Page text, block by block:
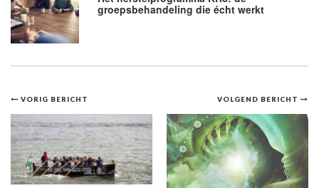
groepsbehandeling die écht werkt
Bericht
navigatie
VOLGEND BERICHT
VORIG BERICHT